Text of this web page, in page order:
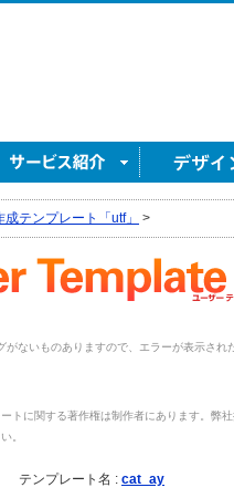
テンプレート「utf」 >
ないものありますので、エラーが表示され
トに関する著作権は制作者にあります。弊
。
テンプレート名 : cat_ay